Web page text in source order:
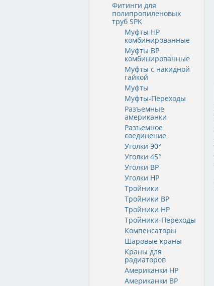
Фитинги для
полипропиленовых
труб SPK
Муфты НР
комбинированные
Муфты ВР
комбинированные
Муфты с накидной
гайкой
Муфты
Муфты-Переходы
Разъемные
американки
Разъемное
соединение
Уголки 90°
Уголки 45°
Уголки ВР
Уголки НР
Тройники
Тройники ВР
Тройники НР
Тройники-Переходы
Компенсаторы
Шаровые краны
Краны для
радиаторов
Американки НР
Американки ВР